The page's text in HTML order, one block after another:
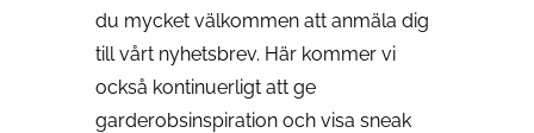
du mycket välkommen att anmäla dig
till vårt nyhetsbrev. Här kommer vi
också kontinuerligt att ge
garderobsinspiration och visa sneak